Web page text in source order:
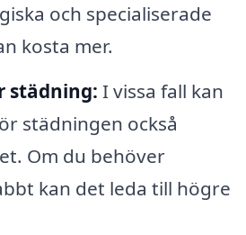
och specialiserade
kosta mer.
städning: I vissa fall kan
städningen också
Om du behöver
kan det leda till högre